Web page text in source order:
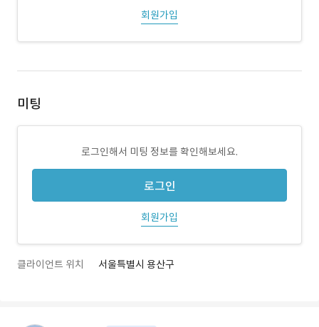
회원가입
미팅
로그인해서 미팅 정보를 확인해보세요.
로그인
회원가입
클라이언트 위치 서울특별시 용산구